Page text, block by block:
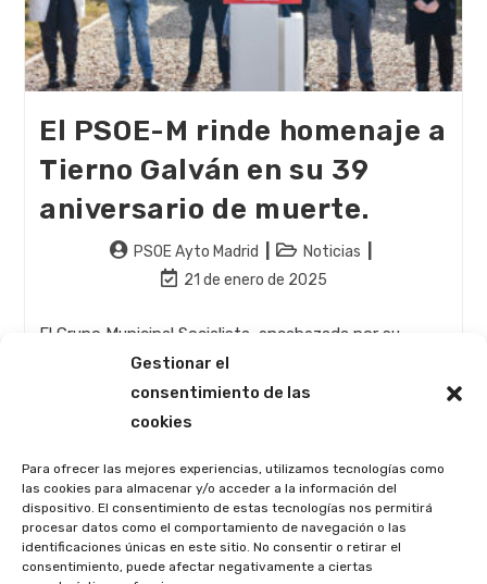
Gestionar el
consentimiento de las
cookies
Para ofrecer las mejores experiencias, utilizamos tecnologías como
las cookies para almacenar y/o acceder a la información del
dispositivo. El consentimiento de estas tecnologías nos permitirá
procesar datos como el comportamiento de navegación o las
identificaciones únicas en este sitio. No consentir o retirar el
consentimiento, puede afectar negativamente a ciertas
El PSOE-M rinde homenaje a
Tierno Galván en su 39
aniversario de muerte.
AutorPSOE Ayto Madrid
Categoría
de
Noticias
Última
de
entrada:
21 de enero de 2025
El Grupo Municipal Socialista, encabezada por su
portavoz Reyes Maroto, asistió al cementerio de la
Almudena en recuerdo al "viejo profesor". Reyes
Maroto ensalzó la figura de Enrique Tierno Galván…
Continuar Leyendo
PSOE-
M
Rinde
Homenaje
A
Tierno